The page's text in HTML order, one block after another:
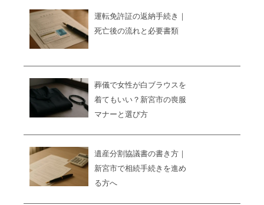
運転免許証の返納手続き｜
死亡後の流れと必要書類
葬儀で女性が白ブラウスを
着てもいい？新宮市の喪服
マナーと選び方
遺産分割協議書の書き方｜
新宮市で相続手続きを進め
る方へ